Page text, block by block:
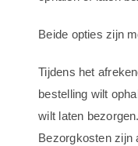
strak
aantal
Beide opties zijn
Tijdens het
bestelling wilt
wilt laten bezorgen.
Bezorgkosten zijn